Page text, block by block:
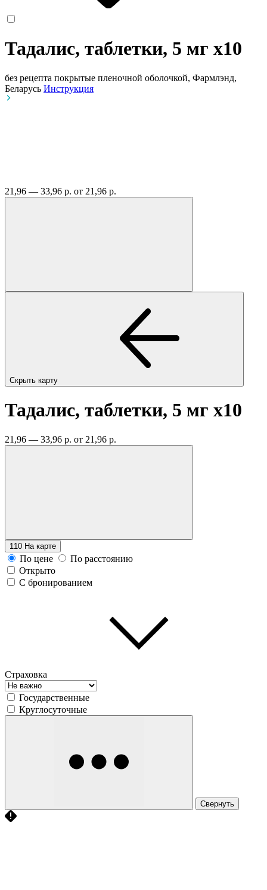
Тадалис, таблетки, 5 мг x10
без рецепта покрытые пленочной оболочкой, Фармлэнд,
Беларусь Инструкция
21,96 — 33,96 р. от 21,96 р.
Скрыть карту
Тадалис, таблетки, 5 мг x10
21,96 — 33,96 р. от 21,96 р.
110 На карте
По цене
По расстоянию
Открыто
С бронированием
Страховка
Государственные
Круглосуточные
Свернуть